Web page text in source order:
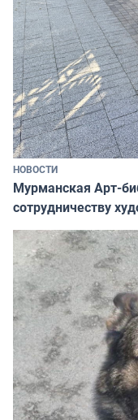
НОВОСТИ
Мурманская Арт-
сотрудничеству